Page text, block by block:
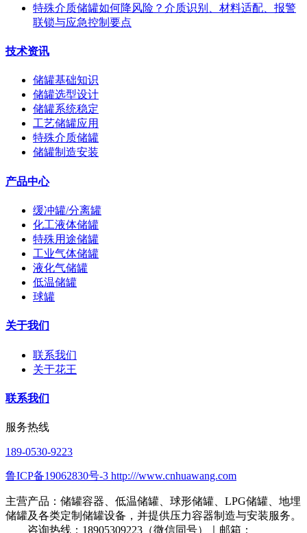
特殊介质储罐如何降风险？介质识别、材料适配、报警
联锁与应急控制要点
技术资讯
储罐基础知识
储罐选型设计
储罐系统稳定
工艺储罐应用
特殊介质储罐
储罐制造安装
产品中心
缓冲罐/分离罐
化工液体储罐
特殊用途储罐
工业气体储罐
液化气储罐
低温储罐
球罐
关于我们
联系我们
关于花王
联系我们
服务热线
189-0530-9223
鲁ICP备19062830号-3 http:///www.cnhuawang.com
主营产品：储罐容器、低温储罐、球形储罐、LPG储罐、地埋
储罐及各类定制储罐设备，并提供压力容器制造与安装服务。
咨询热线：18905309223（微信同号）｜邮箱：